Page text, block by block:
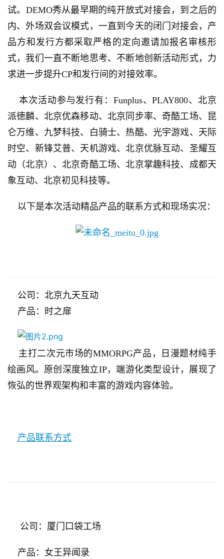
试。DEMO秀从最早期的纯开放式对接会，到之后的
内、外场双会议模式，一直到今天的闭门对接会，产
品方和发行方都采取严格的定向邀请加报名审核形
式，我们一直不断地思考、不断地创新活动形式，力
求进一步提升CP和发行间的对接效率。
本次活动参与发行有：Funplus、PLAY800、北京
派徳麟、北京优森移动、北京同步率、奇酷工场、昆
仑万维、九梦科技、白骑士、热酷、光宇游戏、天际
时空、新锋艾普、天机游戏、北京优脉互动、圣耀互
动（北京）、北京奇酷工场、北京掌趣科技、成都天
象互动、北京初见科技等。
以下是本次活动精品产品的联系方式和现场实况：
公司：北京九天互动
产品：时之扉
主打二次元市场的MMORPG产品，日漫题材纯手
绘画风。原创深度独立IP，端游化类型设计，展现了
恢弘的世界观架构和丰富的游戏内容体验。
产品联系方式
公司：厦门口袋工场
产品：女王异闻录